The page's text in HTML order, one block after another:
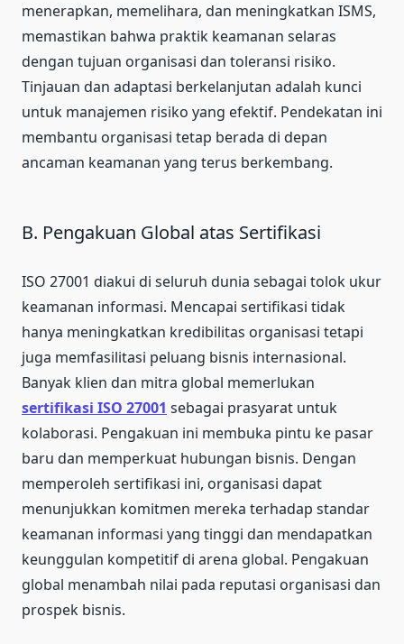
menerapkan, memelihara, dan meningkatkan ISMS,
memastikan bahwa praktik keamanan selaras
dengan tujuan organisasi dan toleransi risiko.
Tinjauan dan adaptasi berkelanjutan adalah kunci
untuk manajemen risiko yang efektif. Pendekatan ini
membantu organisasi tetap berada di depan
ancaman keamanan yang terus berkembang.
B. Pengakuan Global atas Sertifikasi
ISO 27001 diakui di seluruh dunia sebagai tolok ukur
keamanan informasi. Mencapai sertifikasi tidak
hanya meningkatkan kredibilitas organisasi tetapi
juga memfasilitasi peluang bisnis internasional.
Banyak klien dan mitra global memerlukan
sertifikasi ISO 27001 sebagai prasyarat untuk
kolaborasi. Pengakuan ini membuka pintu ke pasar
baru dan memperkuat hubungan bisnis. Dengan
memperoleh sertifikasi ini, organisasi dapat
menunjukkan komitmen mereka terhadap standar
keamanan informasi yang tinggi dan mendapatkan
keunggulan kompetitif di arena global. Pengakuan
global menambah nilai pada reputasi organisasi dan
prospek bisnis.